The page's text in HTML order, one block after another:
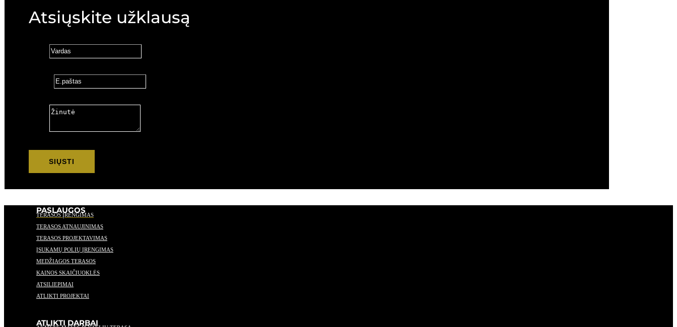
Atsiųskite užklausą
SIŲSTI
PASLAUGOS
TERASOS ĮRENGIMAS
TERASOS ATNAUJINIMAS
TERASOS PROJEKTAVIMAS
ĮSUKAMŲ POLIŲ ĮRENGIMAS
MEDŽIAGOS TERASOS
KAINOS SKAIČIUOKLĖS
ATSILIEPIMAI
ATLIKTI PROJEKTAI
ATLIKTI DARBAI